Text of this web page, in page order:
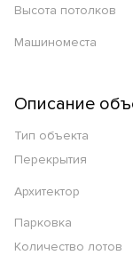
Высота потолков
Машиноместа
Описание
Тип объекта
Перекрытия
Архитектор
Парковка
Количество лотов